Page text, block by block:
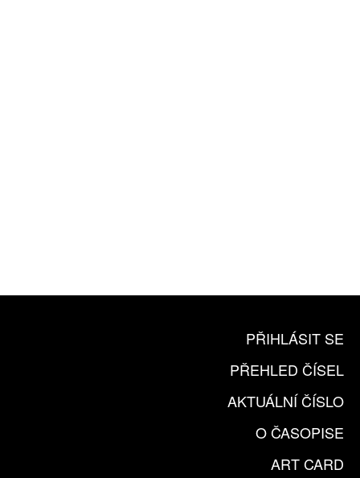
PŘIHLÁSIT SE
PŘEHLED ČÍSEL
AKTUÁLNÍ ČÍSLO
O ČASOPISE
ART CARD